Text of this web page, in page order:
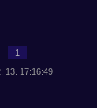
1
13. 17:16:49